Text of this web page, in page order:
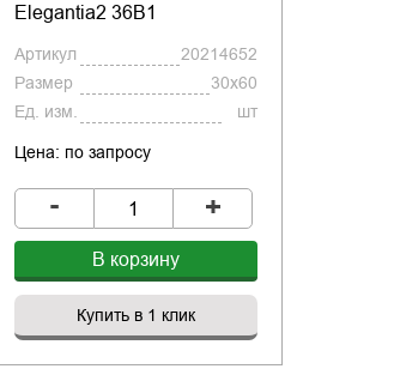
Elegantia2 36B1
Артикул
20214652
Размер
30x60
Ед. изм.
шт
Цена: по запросу
- +
В корзину
Купить в 1 клик